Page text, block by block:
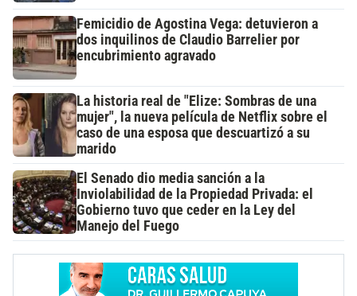
Femicidio de Agostina Vega: detuvieron a
dos inquilinos de Claudio Barrelier por
encubrimiento agravado
La historia real de "Elize: Sombras de una
mujer", la nueva película de Netflix sobre el
caso de una esposa que descuartizó a su
marido
El Senado dio media sanción a la
Inviolabilidad de la Propiedad Privada: el
Gobierno tuvo que ceder en la Ley del
Manejo del Fuego